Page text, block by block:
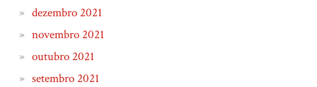
dezembro 2021
novembro 2021
outubro 2021
setembro 2021